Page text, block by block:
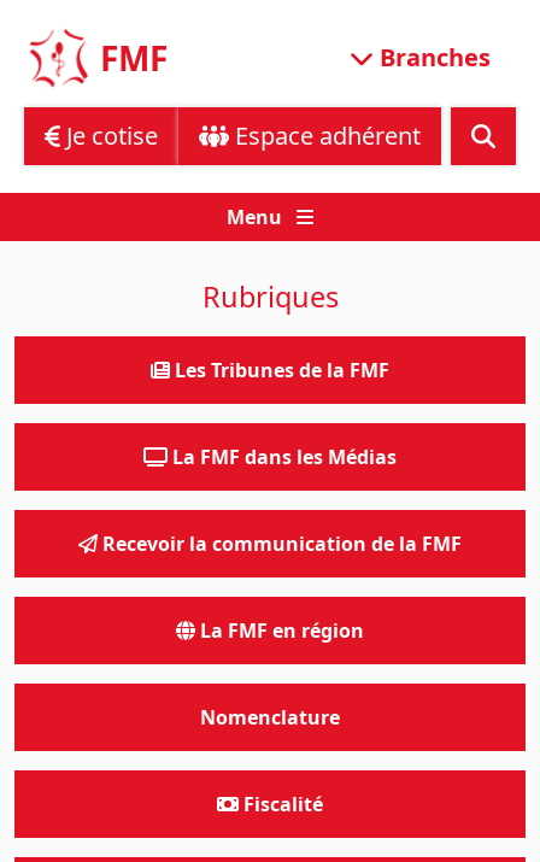
content
FMF Branches
Je cotise Espace adhérent
Menu
Rubriques
Les Tribunes de la FMF
La FMF dans les Médias
Recevoir la communication de la FMF
La FMF en région
Nomenclature
Fiscalité